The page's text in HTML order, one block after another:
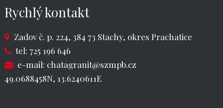
Rychlý kontakt
Zadov č. p. 224, 384 73 Stachy, okres Prachatice
tel: 725 196 646
e-mail: chatagranit@szmpb.cz
49.0688458N, 13.6240611E